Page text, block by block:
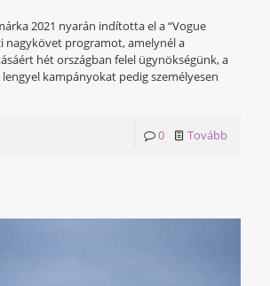
2021 nyarán indította el a “Vogue
nagykövet programot, amelynél a
hét országban felel ügynökségünk, a
lengyel kampányokat pedig személyesen
0 Tovább